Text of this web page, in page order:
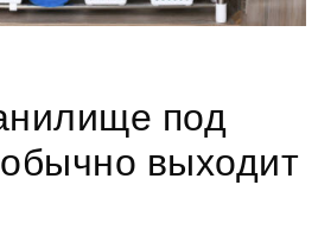
под
выходит